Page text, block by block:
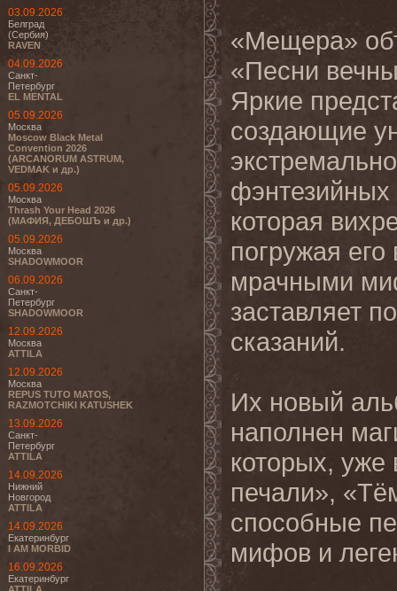
03.09.2026
Белград
(Сербия)
RAVEN
04.09.2026
Санкт-
Петербург
EL MENTAL
05.09.2026
Москва
Moscow Black Metal
Convention 2026
(ARCANORUM ASTRUM,
VEDMAK и др.)
05.09.2026
Москва
Thrash Your Head 2026
(МАФИЯ, ДЕБОШЪ и др.)
05.09.2026
Москва
SHADOWMOOR
06.09.2026
Санкт-
Петербург
SHADOWMOOR
12.09.2026
Москва
ATTILA
12.09.2026
Москва
REPUS TUTO MATOS,
RAZMOTCHIKI KATUSHEK
13.09.2026
Санкт-
Петербург
ATTILA
14.09.2026
Нижний
Новгород
ATTILA
14.09.2026
Екатеринбург
I AM MORBID
16.09.2026
Екатеринбург
«Мещера»
«Песни
Яркие
создающие
фэнтезийных
которая
погружая
мрачными
заставляет
сказаний.
Их новый
наполнен
которых,
печали»,
способные
мифов и